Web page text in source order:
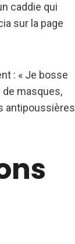
caddie qui
sur la page
: « Je bosse
masques,
antipoussières